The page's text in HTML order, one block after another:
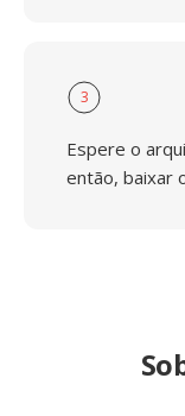
3
Espere o
então, baixar